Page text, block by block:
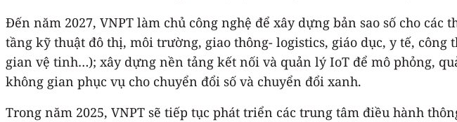
Đến năm 2027, VNPT làm chủ công nghệ để xây dựng bản sao số cho
tầng kỹ thuật đô thị, môi trường, giao thông- logistics, giáo dục, y tế,
gian vệ tinh…); xây dựng nền tảng kết nối và quản lý IoT để mô phỏng,
không gian phục vụ cho chuyển đổi số và chuyển đổi xanh.
Trong năm 2025, VNPT sẽ tiếp tục phát triển các trung tâm điều hành